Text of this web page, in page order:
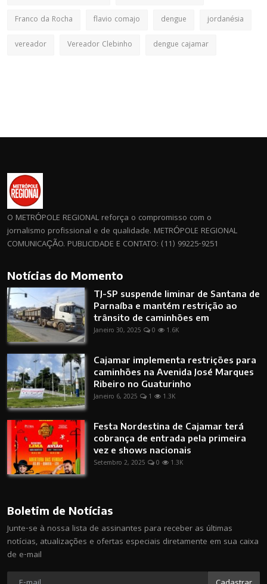
Franco da Rocha
flavio comajo dengue
jordanésia
vereador
Vereador Clebinho dengue cajamar
O METRÓPOLE REGIONAL reforça o compromisso com o
jornalismo profissional e de qualidade. METRÓPOLE REGIONAL
COMUNICAÇÃO. PUBLICIDADE E CONTATO: (11) 99225-9251
Notícias do Momento
TJ-SP suspende liminar de Santana de
Parnaíba e mantém restrição ao
trânsito de caminhões em
Janeiro 30, 2025
0 1.6K
Cajamar implementa restrições para
caminhões na Avenida José Marques
Ribeiro no Guaturinho
Janeiro 6, 2025
1 1.3K
Festa Nordestina de Cajamar terá
cobrança de entrada pela primeira
vez e shows nacionais
Setembro 2, 2025
0 1.3K
Boletim de Notícias
Junte-se à nossa lista de assinantes para receber as últimas
notícias, atualizações e ofertas especiais diretamente em sua caixa
de e-mail